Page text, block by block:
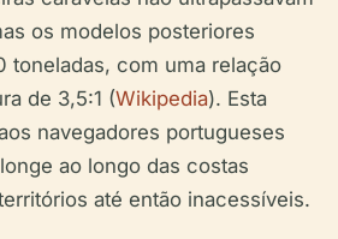
os modelos posteriores
toneladas, com uma relação
de 3,5:1 (Wikipedia). Esta
navegadores portugueses
ao longo das costas
até então inacessíveis.